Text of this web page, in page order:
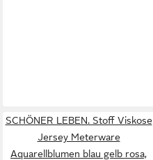
SCHÖNER LEBEN. Stoff Viskose
Jersey Meterware
Aquarellblumen blau gelb rosa,